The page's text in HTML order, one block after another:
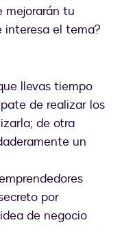
mejorarán tu
interesa el tema?
llevas tiempo
de realizar los
de otra
un
por
de negocio